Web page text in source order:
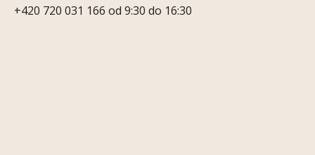
+420 720 031 166 od 9:30 do 16:30